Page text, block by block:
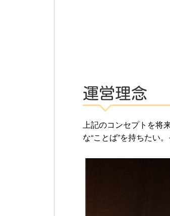
運営理念
上記のコンセプトを将
な“ことば”を持ちたい